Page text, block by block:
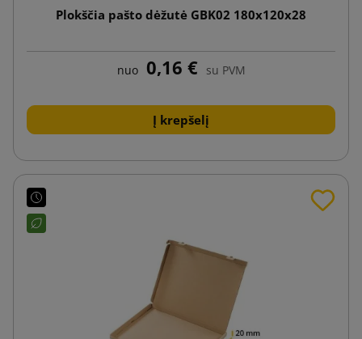
Plokščia pašto dėžutė GBK02 180x120x28
nuo 0,16 € su PVM
Į krepšelį